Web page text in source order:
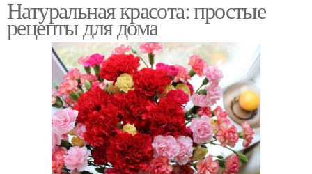
Натуральная красота: простые
рецепты для дома